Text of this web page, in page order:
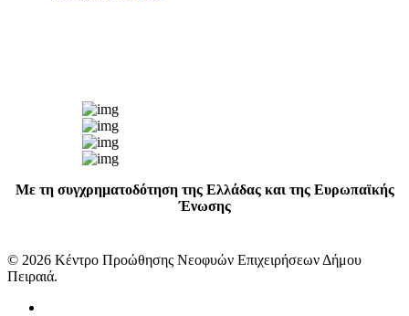
Με τη συγχρηματοδότηση της Ελλάδας και της Ευρωπαϊκής
Ένωσης
© 2026 Κέντρο Προώθησης Νεοφυών Επιχειρήσεων Δήμου
Πειραιά.